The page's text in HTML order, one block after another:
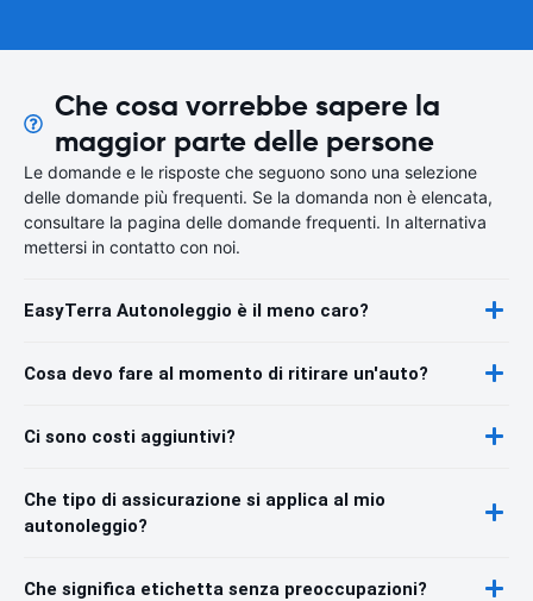
Che cosa vorrebbe sapere la
maggior parte delle persone
Le domande e le risposte che seguono sono una selezione
delle domande più frequenti. Se la domanda non è elencata,
consultare la pagina delle domande frequenti. In alternativa
mettersi in contatto con noi.
EasyTerra Autonoleggio è il meno caro?
Cosa devo fare al momento di ritirare un'auto?
Ci sono costi aggiuntivi?
Che tipo di assicurazione si applica al mio
autonoleggio?
Che significa etichetta senza preoccupazioni?